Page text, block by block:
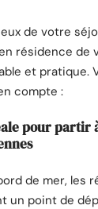
de votre
résidence de
et pratique.
compte :
pour partir
de mer, les
un point de